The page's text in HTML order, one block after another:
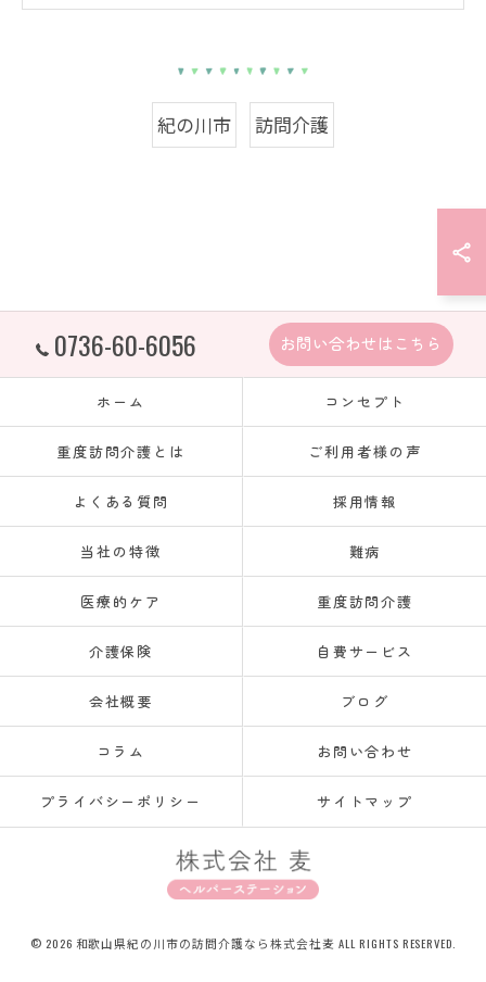
紀の川市 訪問介護
0736-60-6056 お問い合わせはこちら
ホーム コンセプト
重度訪問介護とは ご利用者様の声
よくある質問 採用情報
当社の特徴 難病
医療的ケア 重度訪問介護
介護保険 自費サービス
会社概要 ブログ
コラム お問い合わせ
プライバシーポリシー サイトマップ
© 2026 和歌山県紀の川市の訪問介護なら株式会社麦 ALL RIGHTS RESERVED.